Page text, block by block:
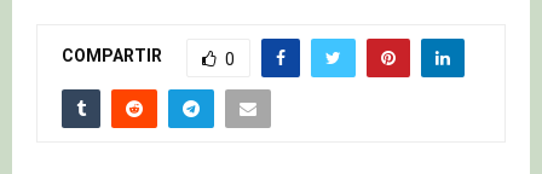
COMPARTIR 0